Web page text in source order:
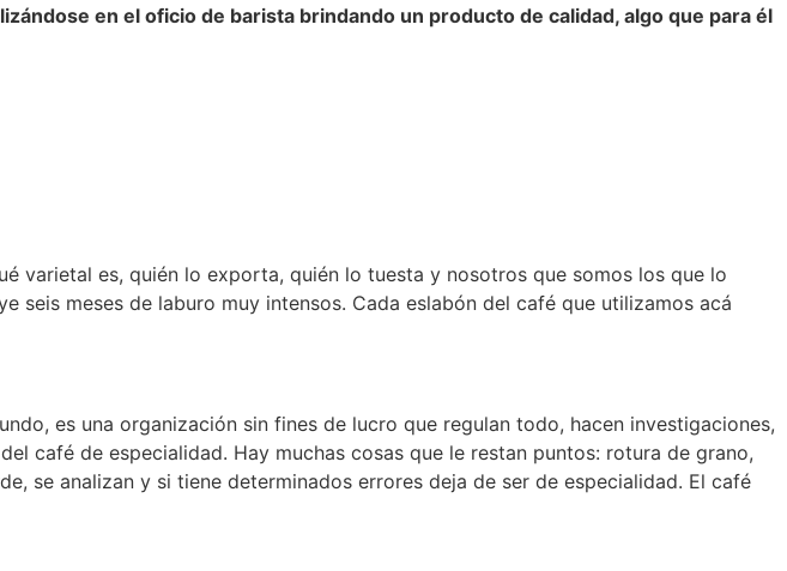
en el oficio de barista brindando un producto de calidad, algo que para él
varietal es, quién lo exporta, quién lo tuesta y nosotros que somos los que lo
seis meses de laburo muy intensos. Cada eslabón del café que utilizamos acá
es una organización sin fines de lucro que regulan todo, hacen investigaciones,
café de especialidad. Hay muchas cosas que le restan puntos: rotura de grano,
se analizan y si tiene determinados errores deja de ser de especialidad. El café